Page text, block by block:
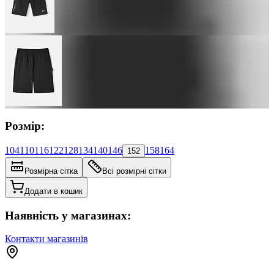
Розмір:
104110116122128134140146 152 158164
Розмірна сітка Всі розмірні сітки
Додати в кошик
Наявність у магазинах:
Контакти магазинів